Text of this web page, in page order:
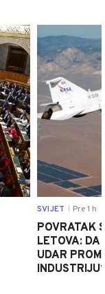
0
SVIJET Pre 1 h
POVRATAK
LETOVA: DA
UDAR